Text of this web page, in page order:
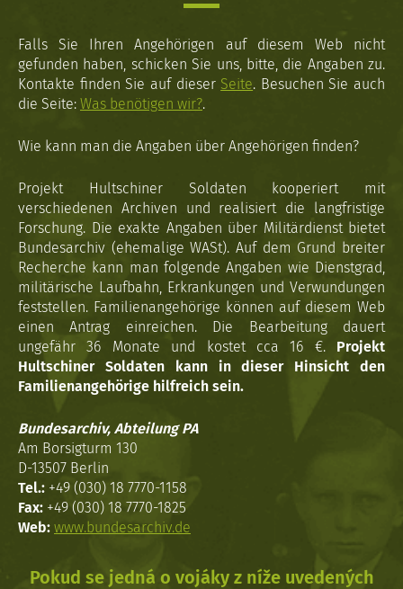
Falls Sie Ihren Angehörigen auf diesem Web nicht
gefunden haben, schicken Sie uns, bitte, die Angaben zu.
Kontakte finden Sie auf dieser Seite. Besuchen Sie auch
die Seite: Was benötigen wir?.
Wie kann man die Angaben über Angehörigen finden?
Projekt Hultschiner Soldaten kooperiert mit
verschiedenen Archiven und realisiert die langfristige
Forschung. Die exakte Angaben über Militärdienst bietet
Bundesarchiv (ehemalige WASt). Auf dem Grund breiter
Recherche kann man folgende Angaben wie Dienstgrad,
militärische Laufbahn, Erkrankungen und Verwundungen
feststellen. Familienangehörige können auf diesem Web
einen Antrag einreichen. Die Bearbeitung dauert
ungefähr 36 Monate und kostet cca 16 €. Projekt
Hultschiner Soldaten kann in dieser Hinsicht den
Familienangehörige hilfreich sein.
Bundesarchiv, Abteilung PA
Am Borsigturm 130
D-13507 Berlin
Tel.: +49 (030) 18 7770-1158
Fax: +49 (030) 18 7770-1825
Web: www.bundesarchiv.de
Pokud se jedná o vojáky z níže uvedených